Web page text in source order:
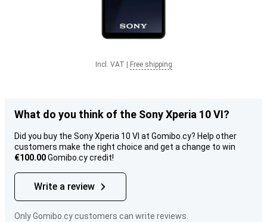
Incl. VAT Free shipping
What do you think of the Sony Xperia 10 VI?
Did you buy the Sony Xperia 10 VI at Gomibo.cy? Help other
customers make the right choice and get a change to win
€100.00Gomibo.cy credit!
Write a review
Only Gomibo.cy customers can write reviews.